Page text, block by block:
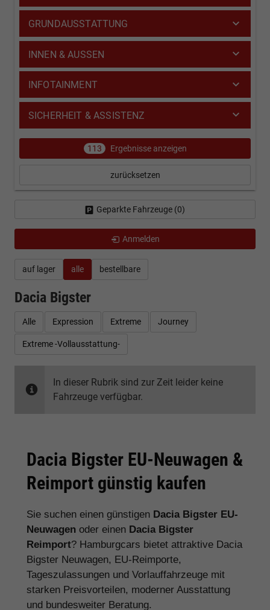
auf lager alle bestellbare
Dacia Bigster
Alle Expression Extreme Journey
Extreme -Vollausstattung-
In dieser Rubrik sind zur Zeit leider keine
Fahrzeuge verfügbar.
Dacia Bigster EU-Neuwagen &
Reimport günstig kaufen
Sie suchen einen günstigen Dacia Bigster EU-
Neuwagen oder einen Dacia Bigster
Reimport? Hamburgcars bietet attraktive Dacia
Bigster Neuwagen, EU-Reimporte,
Tageszulassungen und Vorlauffahrzeuge mit
starken Preisvorteilen, moderner Ausstattung
und bundesweiter Beratung.
GRUNDAUSSTATTUNG
INNEN & AUSSEN
INFOTAINMENT
SICHERHEIT & ASSISTENZ
113 Ergebnisse anzeigen
zurücksetzen
Geparkte Fahrzeuge (0)
Anmelden